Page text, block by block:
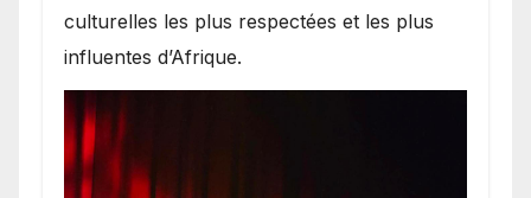
culturelles les plus respectées et les plus
influentes d’Afrique.